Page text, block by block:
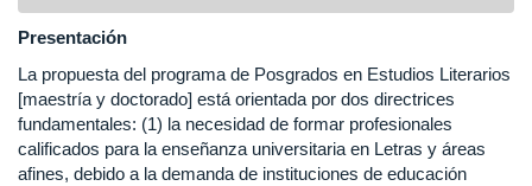
Presentación
La propuesta del programa de Posgrados en Estudios Literarios
[maestría y doctorado] está orientada por dos directrices
fundamentales: (1) la necesidad de formar profesionales
calificados para la enseñanza universitaria en Letras y áreas
afines, debido a la demanda de instituciones de educación